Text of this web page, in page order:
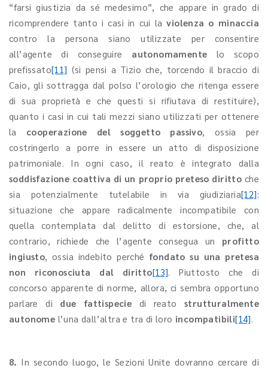
“farsi giustizia da sé medesimo”, che appare in grado di
ricomprendere tanto i casi in cui laviolenza o minaccia
contro la persona siano utilizzate per consentire
all’agente di conseguire autonomamente lo scopo
prefissato[11] (si pensi a Tizio che, torcendo il braccio di
Caio, gli sottragga dal polso l’orologio che ritenga essere
di sua proprietà e che questi si rifiutava di restituire),
quanto i casi in cui tali mezzi siano utilizzati per ottenere
la cooperazione del soggetto passivo, ossia per
costringerlo a porre in essere un atto di disposizione
patrimoniale. In ogni caso, il reato è integrato dalla
soddisfazione coattiva di un proprio preteso diritto che
sia potenzialmente tutelabile in via giudiziaria[12]:
situazione che appare radicalmente incompatibile con
quella contemplata dal delitto di estorsione, che, al
contrario, richiede che l’agente consegua un profitto
ingiusto, ossia indebito perché fondato su una pretesa
non riconosciuta dal diritto[13]. Piuttosto che di
concorso apparente di norme, allora, ci sembra opportuno
parlare di due fattispecie di reato strutturalmente
autonome l’una dall’altra e tra di loro incompatibili[14].
8. In secondo luogo, le Sezioni Unite dovranno cercare di